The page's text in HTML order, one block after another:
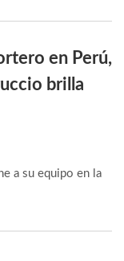
en Perú,
brilla
a su equipo en la